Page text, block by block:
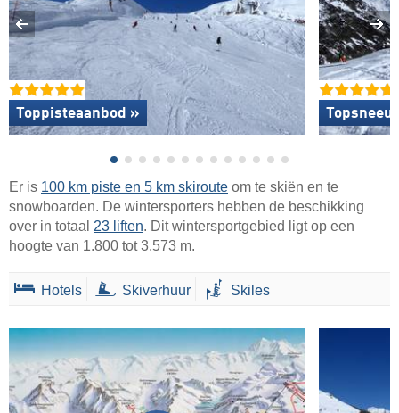
Toppisteaanbod »
Er is 100 km piste en 5 km skiroute om te skiën en te
snowboarden. De wintersporters hebben de beschikking
over in totaal 23 liften. Dit wintersportgebied ligt op een
hoogte van 1.800 tot 3.573 m.
Hotels Skiverhuur Skiles